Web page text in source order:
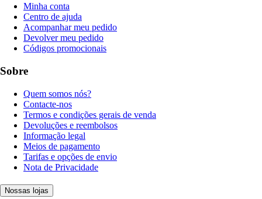
Minha conta
Centro de ajuda
Acompanhar meu pedido
Devolver meu pedido
Códigos promocionais
Sobre
Quem somos nós?
Contacte-nos
Termos e condições gerais de venda
Devoluções e reembolsos
Informação legal
Meios de pagamento
Tarifas e opções de envio
Nota de Privacidade
Nossas lojas